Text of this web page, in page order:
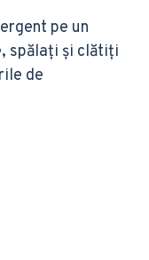
pe un
spălați și clătiți
de